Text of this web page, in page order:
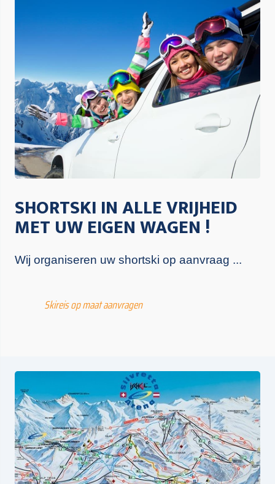
SHORTSKI IN ALLE VRIJHEID
MET UW EIGEN WAGEN !
Wij organiseren uw shortski op aanvraag ...
Skireis op maat aanvragen